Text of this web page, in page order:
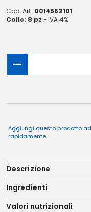
Cod. Art. 0014562101
Collo: 8 pz - IVA 4%
Aggiungi questo prodotto
rapidamente
Descrizione
Ingredienti
Valori nutrizionali